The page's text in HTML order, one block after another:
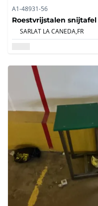
A1-48931-56
Roestvrijstalen snijtafel
SARLAT LA CANEDA,FR